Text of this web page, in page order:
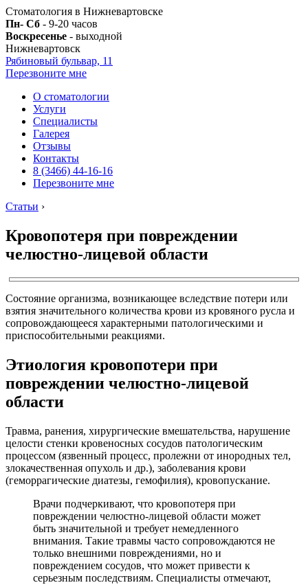
Стоматология в Нижневартовске
Пн- Сб - 9-20 часов
Воскресенье - выходной
Нижневартовск
Рябиновый бульвар, 11
Перезвоните мне
О стоматологии
Услуги
Специалисты
Галерея
Отзывы
Контакты
8 (3466) 44-16-16
Перезвоните мне
Статьи ›
Кровопотеря при повреждении
челюстно-лицевой области
Состояние организма, возникающее вследствие потери или
взятия значительного количества крови из кровяного русла и
сопровождающееся характерными патологическими и
приспособительными реакциями.
Этиология кровопотери при
повреждении челюстно-лицевой
области
Травма, ранения, хирургические вмешательства, нарушение
целости стенки кровеносных сосудов патологическим
процессом (язвенный процесс, пролежни от инородных тел,
злокачественная опухоль и др.), заболевания крови
(геморрагические диатезы, гемофилия), кровопускание.
Врачи подчеркивают, что кровопотеря при
повреждении челюстно-лицевой области может
быть значительной и требует немедленного
внимания. Такие травмы часто сопровождаются не
только внешними повреждениями, но и
повреждением сосудов, что может привести к
серьезным последствиям. Специалисты отмечают,